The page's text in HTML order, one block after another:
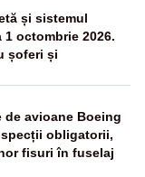
și sistemul
octombrie 2026.
șoferi și
de avioane Boeing
obligatorii,
fisuri în fuselaj